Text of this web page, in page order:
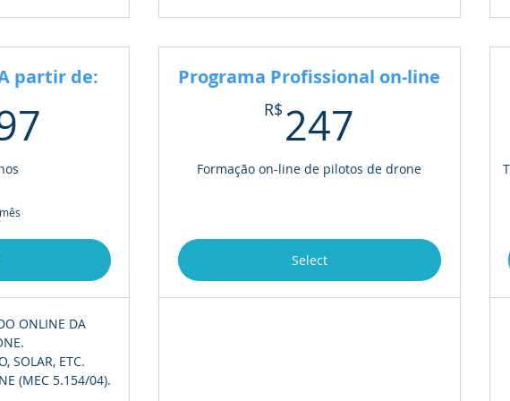
A partir de:
ONLINE DA
SOLAR, ETC.
(MEC 5.154/04).
Programa Profissional on-line
R$ 247
Formação on-line de pilotos de drone
Select